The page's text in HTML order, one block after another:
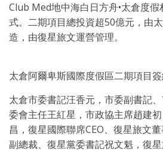
Club Med地中海白日方舟•太倉度
式。二期項目總投資超50億元，由
造，由復星旅文運營管理。
太倉阿爾卑斯國際度假區二期項目
太倉市委書記汪香元，市委副書記
委會主任王紅星，市政協主席趙建
昌，復星國際聯席CEO、復星旅文
副總裁、復星黨委書記祝文魁，復